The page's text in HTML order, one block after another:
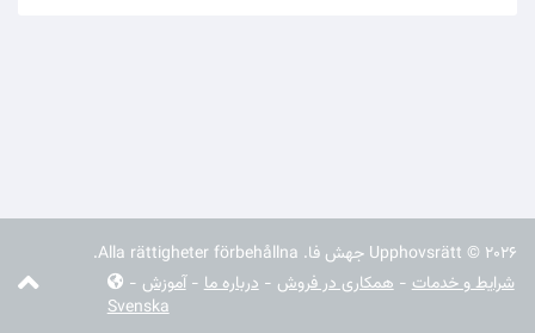
Upphovsrätt © 2026 جهش فا. Alla rättigheter förbehållna.
شرایط و خدمات -همکاری در فروش -درباره ما -آموزش -
Svenska